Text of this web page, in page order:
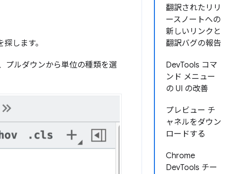
翻訳されたリリ
ースノートへの
新しいリンクと
翻訳バグの報告
DevTools コマ
ンド メニュー
の UI の改善
プレビュー チ
ャネルをダウン
ロードする
Chrome
DevTools チー
します。
プルダウンから単位の種類を選